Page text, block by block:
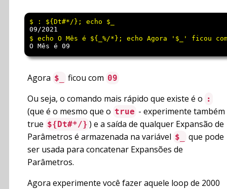
09/2021
O Mês é 09
Agora $_ ficou com 09
Ou seja, o comando mais rápido que existe é o :
(que é o mesmo que o true - experimente também
true ${Dt#*/} ) e a saída de qualquer Expansão de
Parâmetros é armazenada na variável $_
que pode
ser usada para concatenar Expansões de
Parâmetros.
Agora experimente você fazer aquele loop de 2000